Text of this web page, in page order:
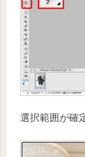
選択範囲が確